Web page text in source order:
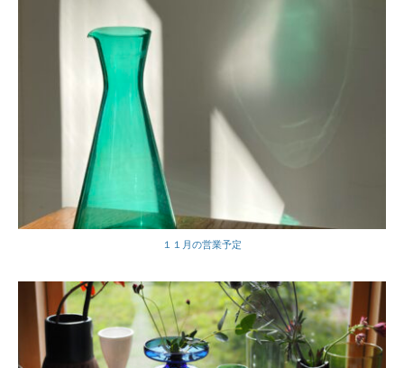
１１月の営業予定